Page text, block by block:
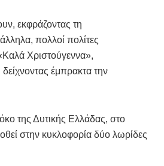
εκφράζοντας τη
πολλοί πολίτες
Χριστούγεννα»,
έμπρακτα την
της Δυτικής Ελλάδας, στο
στην κυκλοφορία δύο λωρίδες